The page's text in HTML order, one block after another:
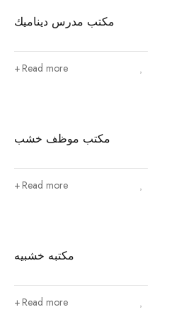
مكتب مدرس ديناميك
Read more
مكتب موظف خشب
Read more
مكتبه خشبيه
Read more